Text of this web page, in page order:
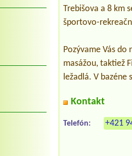
Trebišova a 8 km
športovo-
Pozývame Vás
masážou, taktiež
ležadlá. V bazéne
Kontakt
Telefón: +421